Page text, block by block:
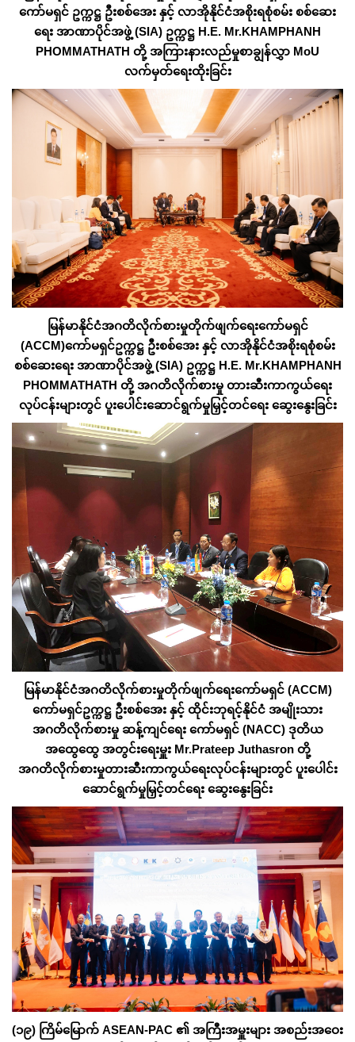
ကော်မရှင် ဥက္ကဋ္ဌ ဦးစစ်အေး နှင့် လာအိုနိုင်ငံအစိုးရစုံစမ်း စစ်ဆေး
ရေး အာဏာပိုင်အဖွဲ့ (SIA) ဥက္ကဋ္ဌ H.E. Mr.KHAMPHANH
PHOMMATHATH တို့ အကြားနားလည်မှုစာချွန်လွှာ MoU
လက်မှတ်ရေးထိုးခြင်း
မြန်မာနိုင်ငံအဂတိလိုက်စားမှုတိုက်ဖျက်ရေးကော်မရှင်
(ACCM)ကော်မရှင်ဥက္ကဋ္ဌ ဦးစစ်အေး နှင့် လာအိုနိုင်ငံအစိုးရစုံစမ်း
စစ်ဆေးရေး အာဏာပိုင်အဖွဲ့ (SIA) ဥက္ကဋ္ဌ H.E. Mr.KHAMPHANH
PHOMMATHATH တို့ အဂတိလိုက်စားမှု တားဆီးကာကွယ်ရေး
လုပ်ငန်းများတွင် ပူးပေါင်းဆောင်ရွက်မှုမြှင့်တင်ရေး ဆွေးနွေးခြင်း
မြန်မာနိုင်ငံအဂတိလိုက်စားမှုတိုက်ဖျက်ရေးကော်မရှင် (ACCM)
ကော်မရှင်ဥက္ကဋ္ဌ ဦးစစ်အေး နှင့် ထိုင်းဘုရင့်နိုင်ငံ အမျိုးသား
အဂတိလိုက်စားမှု ဆန့်ကျင်ရေး ကော်မရှင် (NACC) ဒုတိယ
အထွေထွေ အတွင်းရေးမှူး Mr.Prateep Juthasron တို့
အဂတိလိုက်စားမှုတားဆီးကာကွယ်ရေးလုပ်ငန်းများတွင် ပူးပေါင်း
ဆောင်ရွက်မှုမြှင့်တင်ရေး ဆွေးနွေးခြင်း
(၁၉) ကြိမ်မြောက် ASEAN-PAC ၏ အကြီးအမှူးများ အစည်းအဝေး